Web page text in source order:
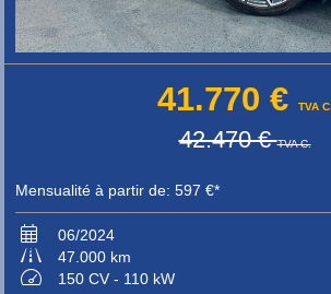
41.770 € TVA C.
42.470 €TVA C.
Mensualité à partir de: 597 €*
06/2024
47.000 km
150 CV - 110 kW